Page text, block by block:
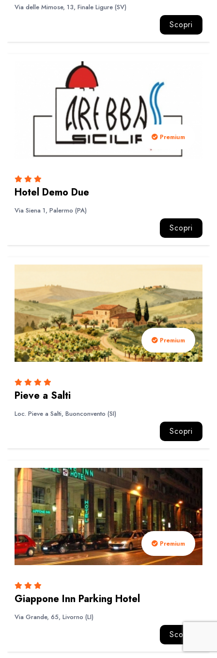
Via delle Mimose, 13, Finale Ligure (SV)
Scopri
Premium
Hotel Demo Due
Via Siena 1, Palermo (PA)
Scopri
Premium
Pieve a Salti
Loc. Pieve a Salti, Buonconvento (SI)
Scopri
Premium
Giappone Inn Parking Hotel
Via Grande, 65, Livorno (LI)
Scopri